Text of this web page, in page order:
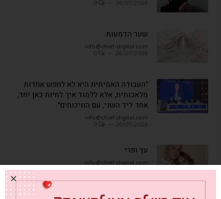
שער הדמעות
info@chief-digital.com
"העבודה האמיתית היא לא לחפש אחדות
מלאכותית, אלא ללמוד איך לחיות כאן יחד,
אחד ליד השני, עם הוויכוחים"
info@chief-digital.com
עץ ופרי
info@chief-digital.com
08/07/2026
0